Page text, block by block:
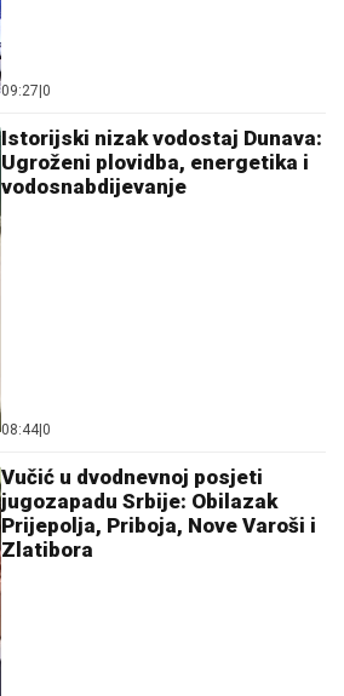
09:27 0
Istorijski nizak vodostaj Dunava:
Ugroženi plovidba, energetika i
vodosnabdijevanje
08:44 0
Vučić u dvodnevnoj posjeti
jugozapadu Srbije: Obilazak
Prijepolja, Priboja, Nove Varoši i
Zlatibora